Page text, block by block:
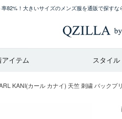
82%！大きいサイズのメンズ服を通販で探すな
アイテム スタイル
KANI(カール カナイ) 天竺 刺繍 バックプ